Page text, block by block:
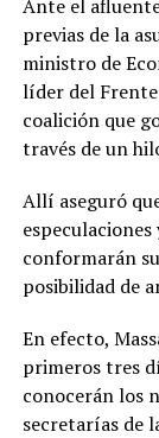
Ante el
previas de la
ministro de
líder del Frente
coalición que
través de un
Allí aseguró
conformarán
posibilidad de
En efecto,
primeros tres
conocerán los
secretarías de